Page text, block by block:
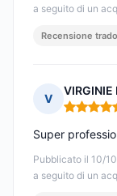
a seguito di un
Recensione
V
VIRGINIE
Nota: 5 su
Pubblicato il 10/
a seguito di un
Super